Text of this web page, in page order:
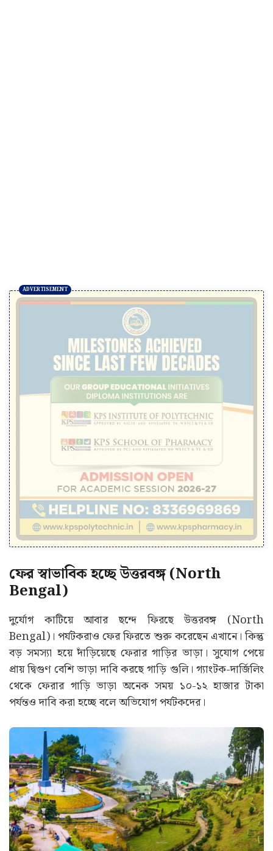
ফের স্বাভাবিক হচ্ছে উত্তরবঙ্গ (North
Bengal)
দুর্যোগ কাটিয়ে আবার ছন্দে ফিরছে উত্তরবঙ্গ (North
Bengal)। পর্যটকরাও ফের ফিরতে শুরু করেছেন এখানে। কিন্তু
বড় সমস্যা হয়ে দাঁড়িয়েছে ফেরার গাড়ির ভাড়া। সুযোগ পেয়ে
প্রায় দ্বিগুণ বেশি ভাড়া দাবি করছে গাড়ি গুলি। গ্যাংটক-দার্জিলিং
থেকে ফেরার গাড়ি ভাড়া অনেক সময় ১০-১২ হাজার টাকা
পর্যন্তও দাবি করা হচ্ছে বলে অভিযোগ পর্যটকদের।